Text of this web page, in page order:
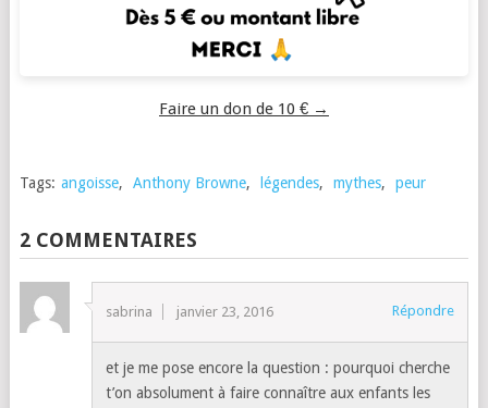
Faire un don de 10 € →
Tags: angoisse, Anthony Browne, légendes, mythes, peur
2 COMMENTAIRES
sabrina janvier 23, 2016 Répondre
et je me pose encore la question : pourquoi cherche
t’on absolument à faire connaître aux enfants les